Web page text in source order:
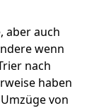
aber auch
wenn
nach
haben
von